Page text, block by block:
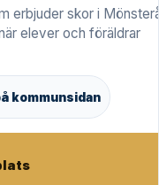
erbjuder skor i
elever och föräldrar
kommunsidan